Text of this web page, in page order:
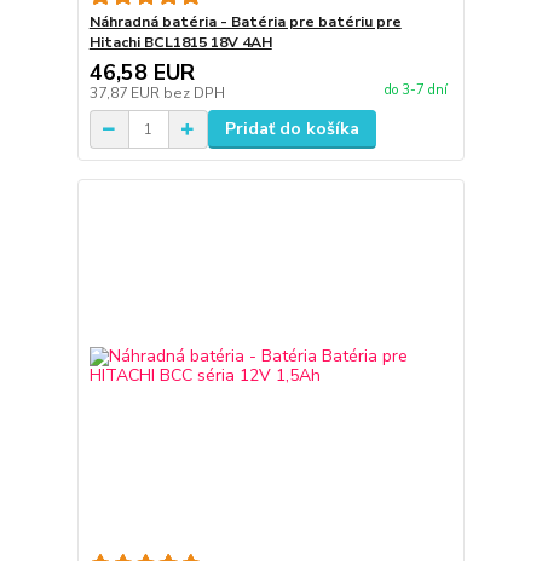
Náhradná batéria - Batéria pre batériu pre
Hitachi BCL1815 18V 4AH
46,58 EUR
37,87 EUR bez DPH do 3-7 dní
Pridať do košíka